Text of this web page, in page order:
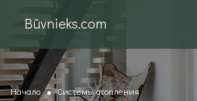
Būvnieks.com
Начало Системы отопления